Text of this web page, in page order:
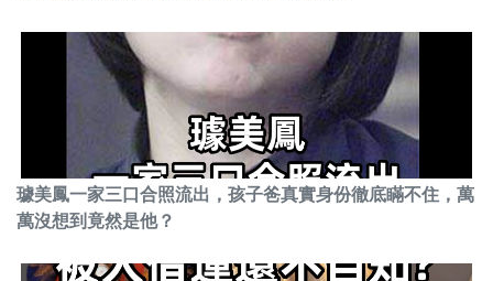
璩美鳳一家三口合照流出，孩子爸真實身份徹底瞞不住，萬
萬沒想到竟然是他？